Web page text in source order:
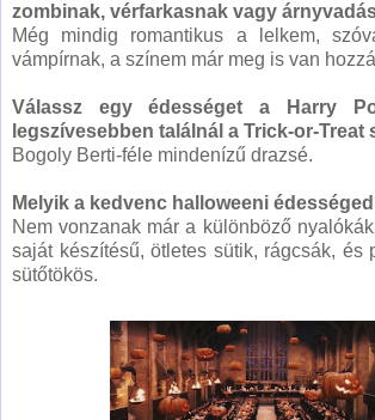
zombinak, vérfarkasnak vagy
Még mindig romantikus a lelkem,
vámpírnak, a színem már meg is van
Válassz egy édességet a Harry
legszívesebben találnál a Trick-or-Treat
Bogoly Berti-féle mindenízű drazsé.
Melyik a kedvenc halloweeni
Nem vonzanak már a különböző
saját készítésű, ötletes sütik, rágcsák, és
sütőtökös.